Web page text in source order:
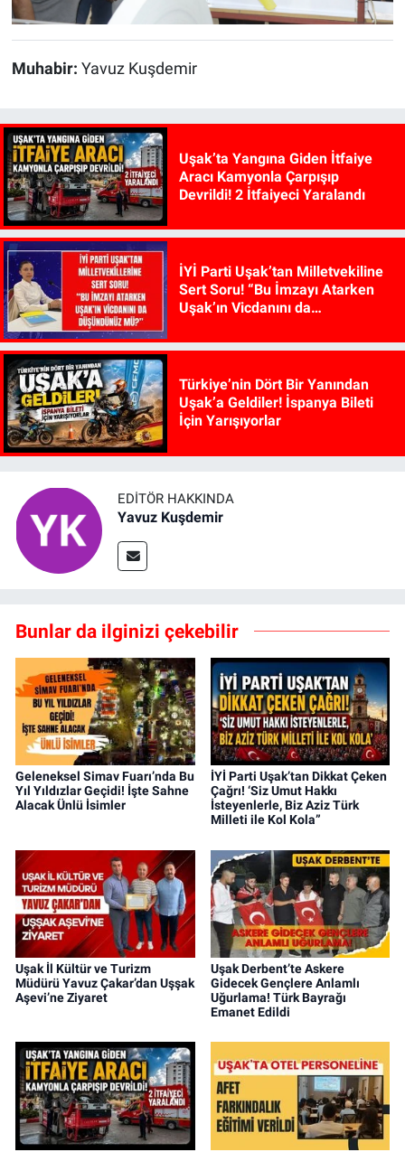
Muhabir: Yavuz Kuşdemir
Uşak’ta Yangına Giden İtfaiye
Aracı Kamyonla Çarpışıp
Devrildi! 2 İtfaiyeci Yaralandı
İYİ Parti Uşak’tan Milletvekiline
Sert Soru! “Bu İmzayı Atarken
Uşak’ın Vicdanını da
Türkiye’nin Dört Bir Yanından
Uşak’a Geldiler! İspanya Bileti
İçin Yarışıyorlar
EDITÖR HAKKINDA
Yavuz Kuşdemir
Bunlar da ilginizi çekebilir
Geleneksel Simav Fuarı’nda Bu
Yıl Yıldızlar Geçidi! İşte Sahne
Alacak Ünlü İsimler
İYİ Parti Uşak’tan Dikkat Çeken
Çağrı! ‘Siz Umut Hakkı
İsteyenlerle, Biz Aziz Türk
Milleti ile Kol Kola”
Uşak İl Kültür ve Turizm
Müdürü Yavuz Çakar’dan Uşşak
Aşevi’ne Ziyaret
Uşak Derbent’te Askere
Gidecek Gençlere Anlamlı
Uğurlama! Türk Bayrağı
Emanet Edildi